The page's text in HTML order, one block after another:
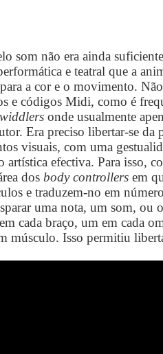
som não era ainda
e teatral que a
a cor e o movimento. Não
e códigos Midi, como é
onde usualmente
Era preciso libertar-se da
visuais, com uma
artística efectiva. Para isso,
dos body controllers em
e traduzem-no em
uma nota, um som, ou
cada braço, um em cada
músculo. Isso permitiu